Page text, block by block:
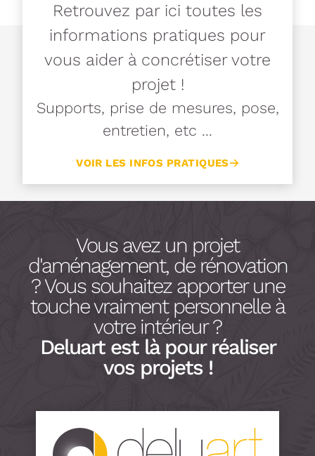
Retrouvez par ici toutes les
informations pratiques pour
vous aider à concrétiser votre
projet !
Supports, prise de mesures, pose,
entretien, etc ...
VOIR LES INFOS PRATIQUES
Vous avez un projet
d'aménagement, de rénovation
? Vous souhaitez apporter une
touche vraiment personnelle à
votre intérieur ?
Deluart est là pour réaliser
vos projets !